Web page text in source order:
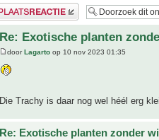
een reactie
Re: Exotische planten
doorLagarto op 10 nov 2023 01:35
Die Trachy is daar nog wel héél erg
Re: Exotische planten zonder